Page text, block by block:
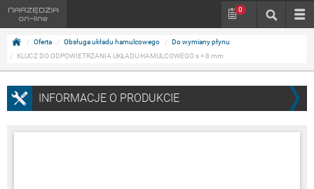
0
Oferta Obsługa układu hamulcowego
Do wymiany płynu
KLUCZ DO ODPOWIETRZANIA UKŁADU HAMULCOWEGO s = 8 mm
INFORMACJE O PRODUKCIE